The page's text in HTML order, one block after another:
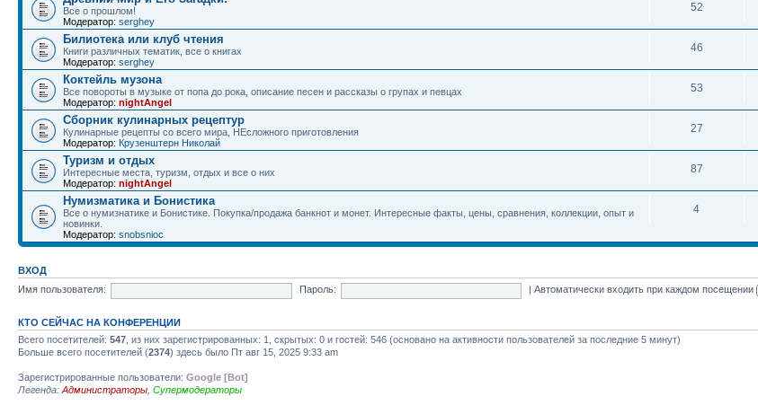
Все о прошлом!
Модератор: serghey
52
Билиотека или клуб чтения
Книги различных тематик, все о книгах
Модератор: serghey
46
Коктейль музона
Все повороты в музыке от попа до рока, описание песен и рассказы о групах и певцах
Модератор: nightAngel
53
Сборник кулинарных рецептур
Кулинарные рецепты со всего мира, НЕсложного приготовления
Модератор: Крузенштерн Николай
27
Туризм и отдых
Интересные места, туризм, отдых и все о них
Модератор: nightAngel
87
Нумизматика и Бонистика
Все о нумизнатике и Бонистике. Покупка/продажа банкнот и монет. Интересные факты, цены, сравнения, коллекции, опыт и
новинки.
Модератор: snobsnioc
4
ВХОД
Имя пользователя:
Пароль: |Автоматически входить при каждом посещении
КТО СЕЙЧАС НА КОНФЕРЕНЦИИ
Всего посетителей: 547 , из них зарегистрированных: 1, скрытых: 0 и гостей: 546 (основано на активности пользователей за последние 5 минут)
Больше всего посетителей (2374) здесь было Пт авг 15, 2025 9:33 am
Зарегистрированные пользователи: Google [Bot]
Легенда: Администраторы Супермодераторы